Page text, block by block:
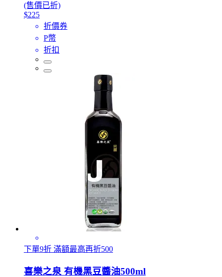
(售價已折)
$225
折價券
P幣
折扣
下單9折 滿額最高再折500
喜樂之泉 有機黑豆醬油500ml